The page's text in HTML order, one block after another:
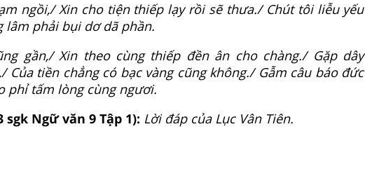
ngồi,/ Xin cho tiện thiếp lạy rồi sẽ thưa./ Chút tôi liễu yếu
lâm phải bụi dơ dã phần.
gần,/ Xin theo cùng thiếp đền ân cho chàng./ Gặp dây
Của tiền chẳng có bạc vàng cũng không./ Gẫm câu báo đức
phỉ tấm lòng cùng ngươi.
Ngữ văn 9 Tập 1): Lời đáp của Lục Vân Tiên.